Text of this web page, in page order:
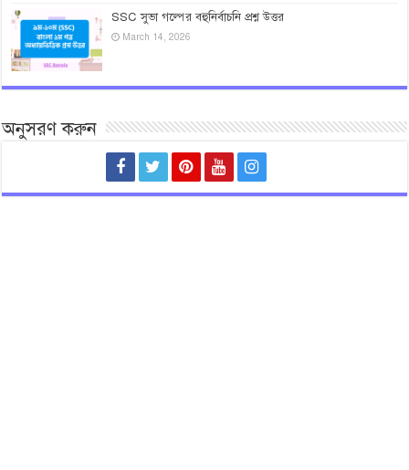
SSC সুভা গল্পের বহুনির্বাচনি প্রশ্ন উত্তর
March 14, 2026
অনুসরণ করুন